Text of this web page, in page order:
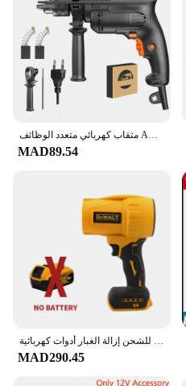
مثقاب كهربائي متعدد الوظائف AC220V 1000W/1280W 3000rpm مثقاب كهربائي قوي تأثير أدوات كهربائية مطرقة كهربائية
MAD89.54
MAD290.45